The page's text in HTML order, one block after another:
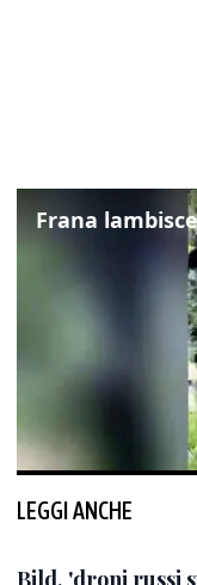
LEGGI ANCHE
Bild, 'droni russi